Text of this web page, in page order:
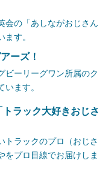
会の「あしながおじさん
す。
ーズ！
ビーリーグワン所属のク
ます。
ラック大好きおじさ
トラックのプロ（おじさ
をプロ目線でお届けしま